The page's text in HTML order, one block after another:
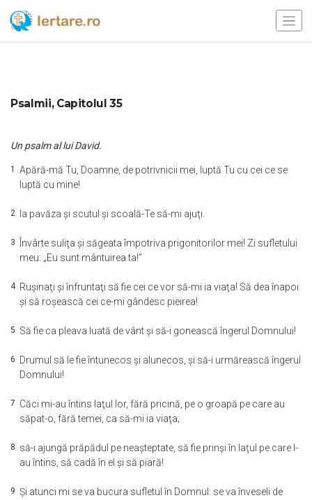
Psalmii, Capitolul 35
Un psalm al lui David.
1 Apără-mă Tu, Doamne, de potrivnicii mei, luptă Tu cu cei ce se
luptă cu mine!
2 Ia pavăza şi scutul şi scoală-Te să-mi ajuţi.
3
Învârte suliţa şi săgeata împotriva prigonitorilor mei! Zi sufletului
meu: „Eu sunt mântuirea ta!”
4 Ruşinaţi şi înfruntaţi să fie cei ce vor să-mi ia viaţa! Să dea înapoi
şi să roşească cei ce-mi gândesc pieirea!
5 Să fie ca pleava luată de vânt şi să-i gonească îngerul Domnului!
6 Drumul să le fie întunecos şi alunecos, şi să-i urmărească îngerul
Domnului!
7 Căci mi-au întins laţul lor, fără pricină, pe o groapă pe care au
săpat-o, fără temei, ca să-mi ia viaţa;
8 să-i ajungă prăpădul pe neaşteptate, să fie prinşi în laţul pe care l-
au întins, să cadă în el şi să piară!
9 Şi atunci mi se va bucura sufletul în Domnul: se va înveseli de